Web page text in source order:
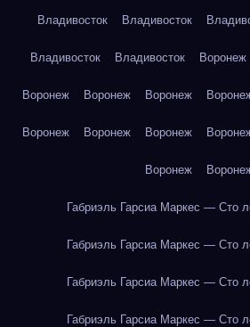
Владивосток Владивосток
Владивосток Владивосток Воронеж
Воронеж Воронеж Воронеж
Воронеж Воронеж Воронеж
Воронеж
Габриэль Гарсиа Маркес — Сто
Габриэль Гарсиа Маркес — Сто
Габриэль Гарсиа Маркес — Сто
Габриэль Гарсиа Маркес — Сто